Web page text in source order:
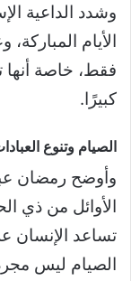
وشدد الداعية
الأيام
فقط، خاصة
كبيرًا.
الصيام وتنوع
وأوضح رمضان
الأوائل من ذي
تساعد الإنسان
الصيام ليس